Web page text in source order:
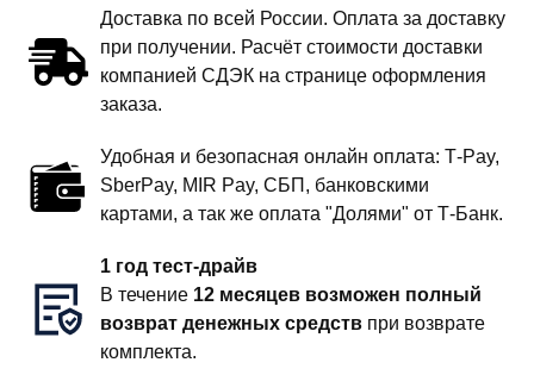
Доставка по всей России. Оплата за доставку
при получении. Расчёт стоимости доставки
компанией СДЭК на странице оформления
заказа.
Удобная и безопасная онлайн оплата: T‑Pay,
SberPay, MIR Pay, СБП, банковскими
картами, а так же оплата "Долями" от Т-Банк.
1 год тест-драйв
В течение 12 месяцев возможен полный
возврат денежных средств при возврате
комплекта.